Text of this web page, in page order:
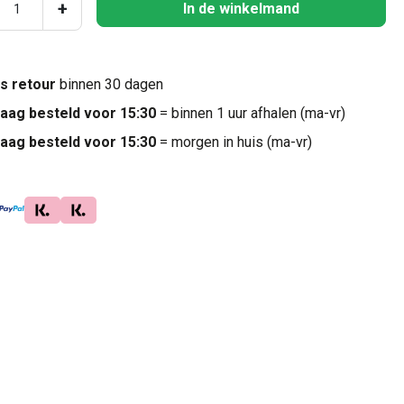
+ In de winkelmand
retour binnen 30 dagen
besteld voor 15:30= binnen 1 uur afhalen (ma-vr)
besteld voor 15:30= morgen in huis (ma-vr)